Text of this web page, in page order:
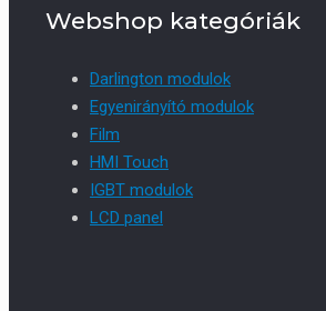
Webshop kategóriák
Darlington modulok
Egyenirányító modulok
Film
HMI Touch
IGBT modulok
LCD panel